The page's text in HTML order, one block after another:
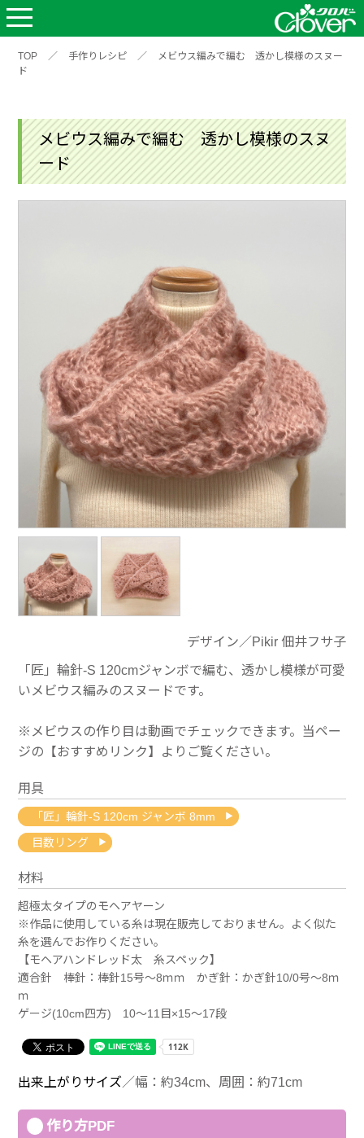
TOP ／ 手作りレシピ ／
メビウス編みで編む 透かし模様のスヌー
ド
メビウス編みで編む 透かし模様のスヌ
ード
デザイン／Pikir 佃井フサ子
「匠」輪針-S 120cmジャンボで編む、透かし模様が可愛
いメビウス編みのスヌードです。
※メビウスの作り目は動画でチェックできます。当ペー
ジの【おすすめリンク】よりご覧ください。
用具
「匠」輪針-S 120cm ジャンボ 8mm
目数リング
材料
超極太タイプのモヘアヤーン
※作品に使用している糸は現在販売しておりません。よく似た
糸を選んでお作りください。
【モヘアハンドレッド太 糸スペック】
適合針 棒針：棒針15号～8ｍｍ かぎ針：かぎ針10/0号～8ｍ
ｍ
ゲージ(10cm四方) 10～11目×15～17段
出来上がりサイズ／幅：約34cm、周囲：約71cm
作り方PDF